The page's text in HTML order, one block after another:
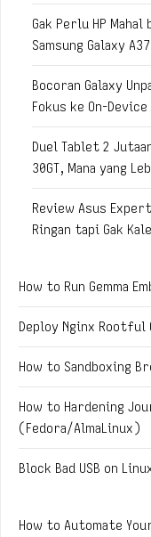
Gak Perlu HP
Samsung Galaxy
Bocoran Galaxy
Fokus ke On-
Duel Tablet 2
30GT, Mana yang
Review Asus
Ringan tapi Gak
How to Run Gemma
Deploy Nginx
How to Sandboxing
How to Hardening
(Fedora/AlmaLinux)
Block Bad USB on
How to Automate